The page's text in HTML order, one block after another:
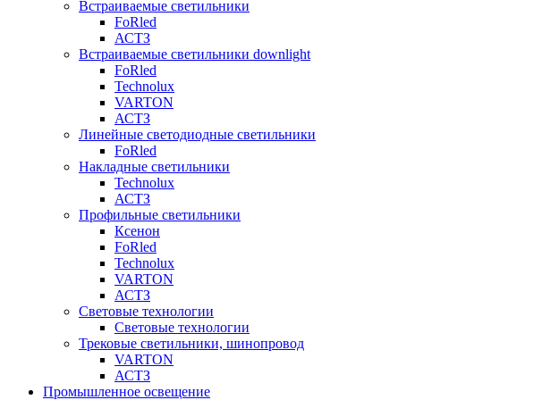
Встраиваемые светильники
FoRled
АСТЗ
Встраиваемые светильники downlight
FoRled
Technolux
VARTON
АСТЗ
Линейные светодиодные светильники
FoRled
Накладные светильники
Technolux
АСТЗ
Профильные светильники
Ксенон
FoRled
Technolux
VARTON
АСТЗ
Световые технологии
Световые технологии
Трековые светильники, шинопровод
VARTON
АСТЗ
Промышленное освещение